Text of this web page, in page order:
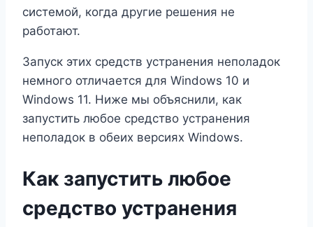
системой, когда другие решения не
работают.
Запуск этих средств устранения неполадок
немного отличается для Windows 10 и
Windows 11. Ниже мы объяснили, как
запустить любое средство устранения
неполадок в обеих версиях Windows.
Как запустить любое
средство устранения